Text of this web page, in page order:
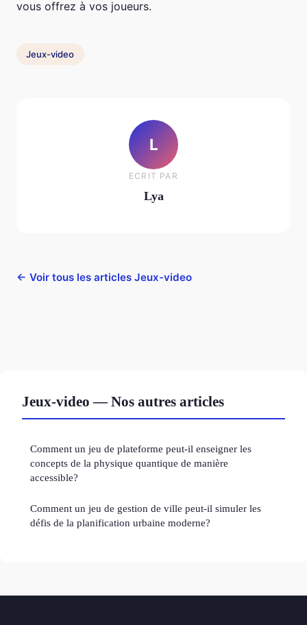
vous offrez à vos joueurs.
Jeux-video
L
ECRIT PAR
Lya
← Voir tous les articles Jeux-video
Jeux-video — Nos autres articles
Comment un jeu de plateforme peut-il enseigner les
concepts de la physique quantique de manière
accessible?
Comment un jeu de gestion de ville peut-il simuler les
défis de la planification urbaine moderne?